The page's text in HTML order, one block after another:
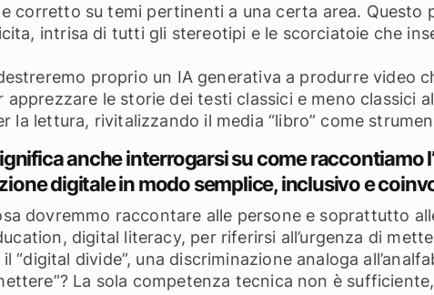
corretto su temi pertinenti a una certa area. Questo
intrisa di tutti gli stereotipi e le scorciatoie che
proprio un IA generativa a produrre video
apprezzare le storie dei testi classici e meno classici
la lettura, rivitalizzando il media “libro” come
anche interrogarsi su come raccontiamo
digitale in modo semplice, inclusivo e
dovremmo raccontare alle persone e soprattutto
digital literacy, per riferirsi all’urgenza di
“digital divide”, una discriminazione analoga
La sola competenza tecnica non è